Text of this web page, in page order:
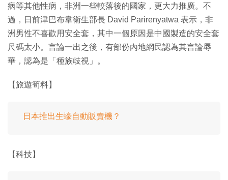
病等其他性病，非洲一些較落後的國家，更大力推廣。不
過，日前津巴布韋衛生部長 David Parirenyatwa 表示，非
洲男性不喜歡用安全套，其中一個原因是中國製造的安全套
尺碼太小。言論一出之後，有部份內地網民認為其言論辱
華，認為是「種族歧視」。
【旅遊筍料】
日本推出生蠔自動販賣機？
【科技】